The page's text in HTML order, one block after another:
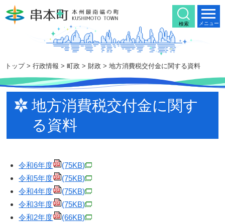
文
メニュー
トップ> 行政情報 > 町政 > 財政 > 地方消費税交付金に関する資料
検索
地方消費税交付金に関す
る資料
令和6年度
(75KB)
令和5年度
(75KB)
令和4年度
(75KB)
令和3年度
(75KB)
令和2年度
(66KB)